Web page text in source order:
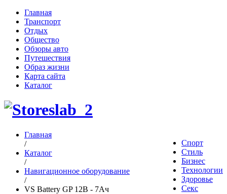
Главная
Транспорт
Отдых
Общество
Обзоры авто
Путешествия
Образ жизни
Карта сайта
Каталог
Спорт
Стиль
Бизнес
Технологии
Здоровье
Секс
Главная
/
Каталог
/
Навигационное оборудование
/
VS Battery GP 12В - 7Ач